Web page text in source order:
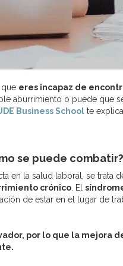
que eres incapaz de
aburrimiento o puede que
Business School te
se puede combatir?
en la salud laboral, se trata
crónico . El
de estar en el lugar de
por lo que la mejora